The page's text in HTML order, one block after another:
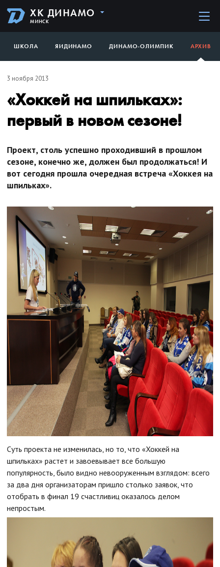
ХК ДИНАМО
МИНСК
ШКОЛА ЯИДИНАМО ДИНАМО-ОЛИМПИК АРХИВ
3 ноября 2013
«Хоккей на шпильках»:
первый в новом сезоне!
Проект, столь успешно проходивший в прошлом
сезоне, конечно же, должен был продолжаться! И
вот сегодня прошла очередная встреча «Хоккея на
шпильках».
Суть проекта не изменилась, но то, что «Хоккей на
шпильках» растет и завоевывает все большую
популярность, было видно невооруженным взглядом: всего
за два дня организаторам пришло столько заявок, что
отобрать в финал 19 счастливиц оказалось делом
непростым.